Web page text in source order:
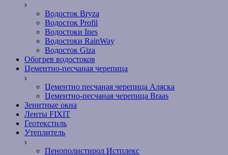
Водосток Bryza
Водосток Profil
Водостоки Ines
Водостоки RainWay
Водосток Giza
Обогрев водостоков
Цементно-песчаная черепица
Цементно песчаная черепица Аляска
Цементно-песчаная черепица Braas
Зенитные окна
Ленты FIXIT
Геотекстиль
Утеплитель
Пенополистирол Истплекс